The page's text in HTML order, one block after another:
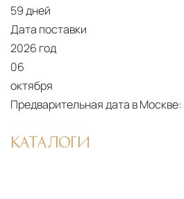
59 дней
Дата поставки
2026 год
06
октября
Предварительная дата в Москве:
КАТАЛОГИ